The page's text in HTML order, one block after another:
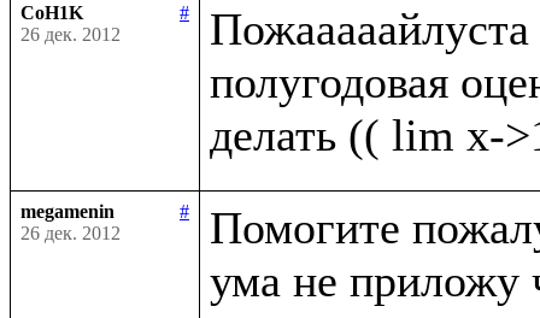
CoH1K
#
26 дек. 2012
полугодовая
megamenin
#
26 дек. 2012
Помогите
ума не приложу